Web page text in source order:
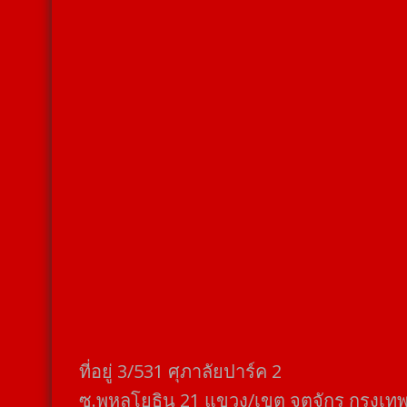
ที่อยู่​ 3/531​ ศุภาลัยปาร์ค​ 2
ซ.พหลโยธิน​ 21​ แขวง/เขต​ จตุจักร​ กรุงเท